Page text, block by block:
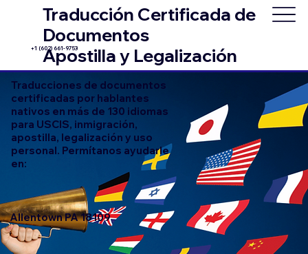
Traducción Certificada de
Documentos
Apostilla y Legalización
+1 (602) 661-9753
Traducciones de documentos
certificadas por hablantes
nativos en más de 130 idiomas
para USCIS, inmigración,
apostilla, legalización y uso
personal. Permítanos ayudarle
en:
Allentown PA 18109